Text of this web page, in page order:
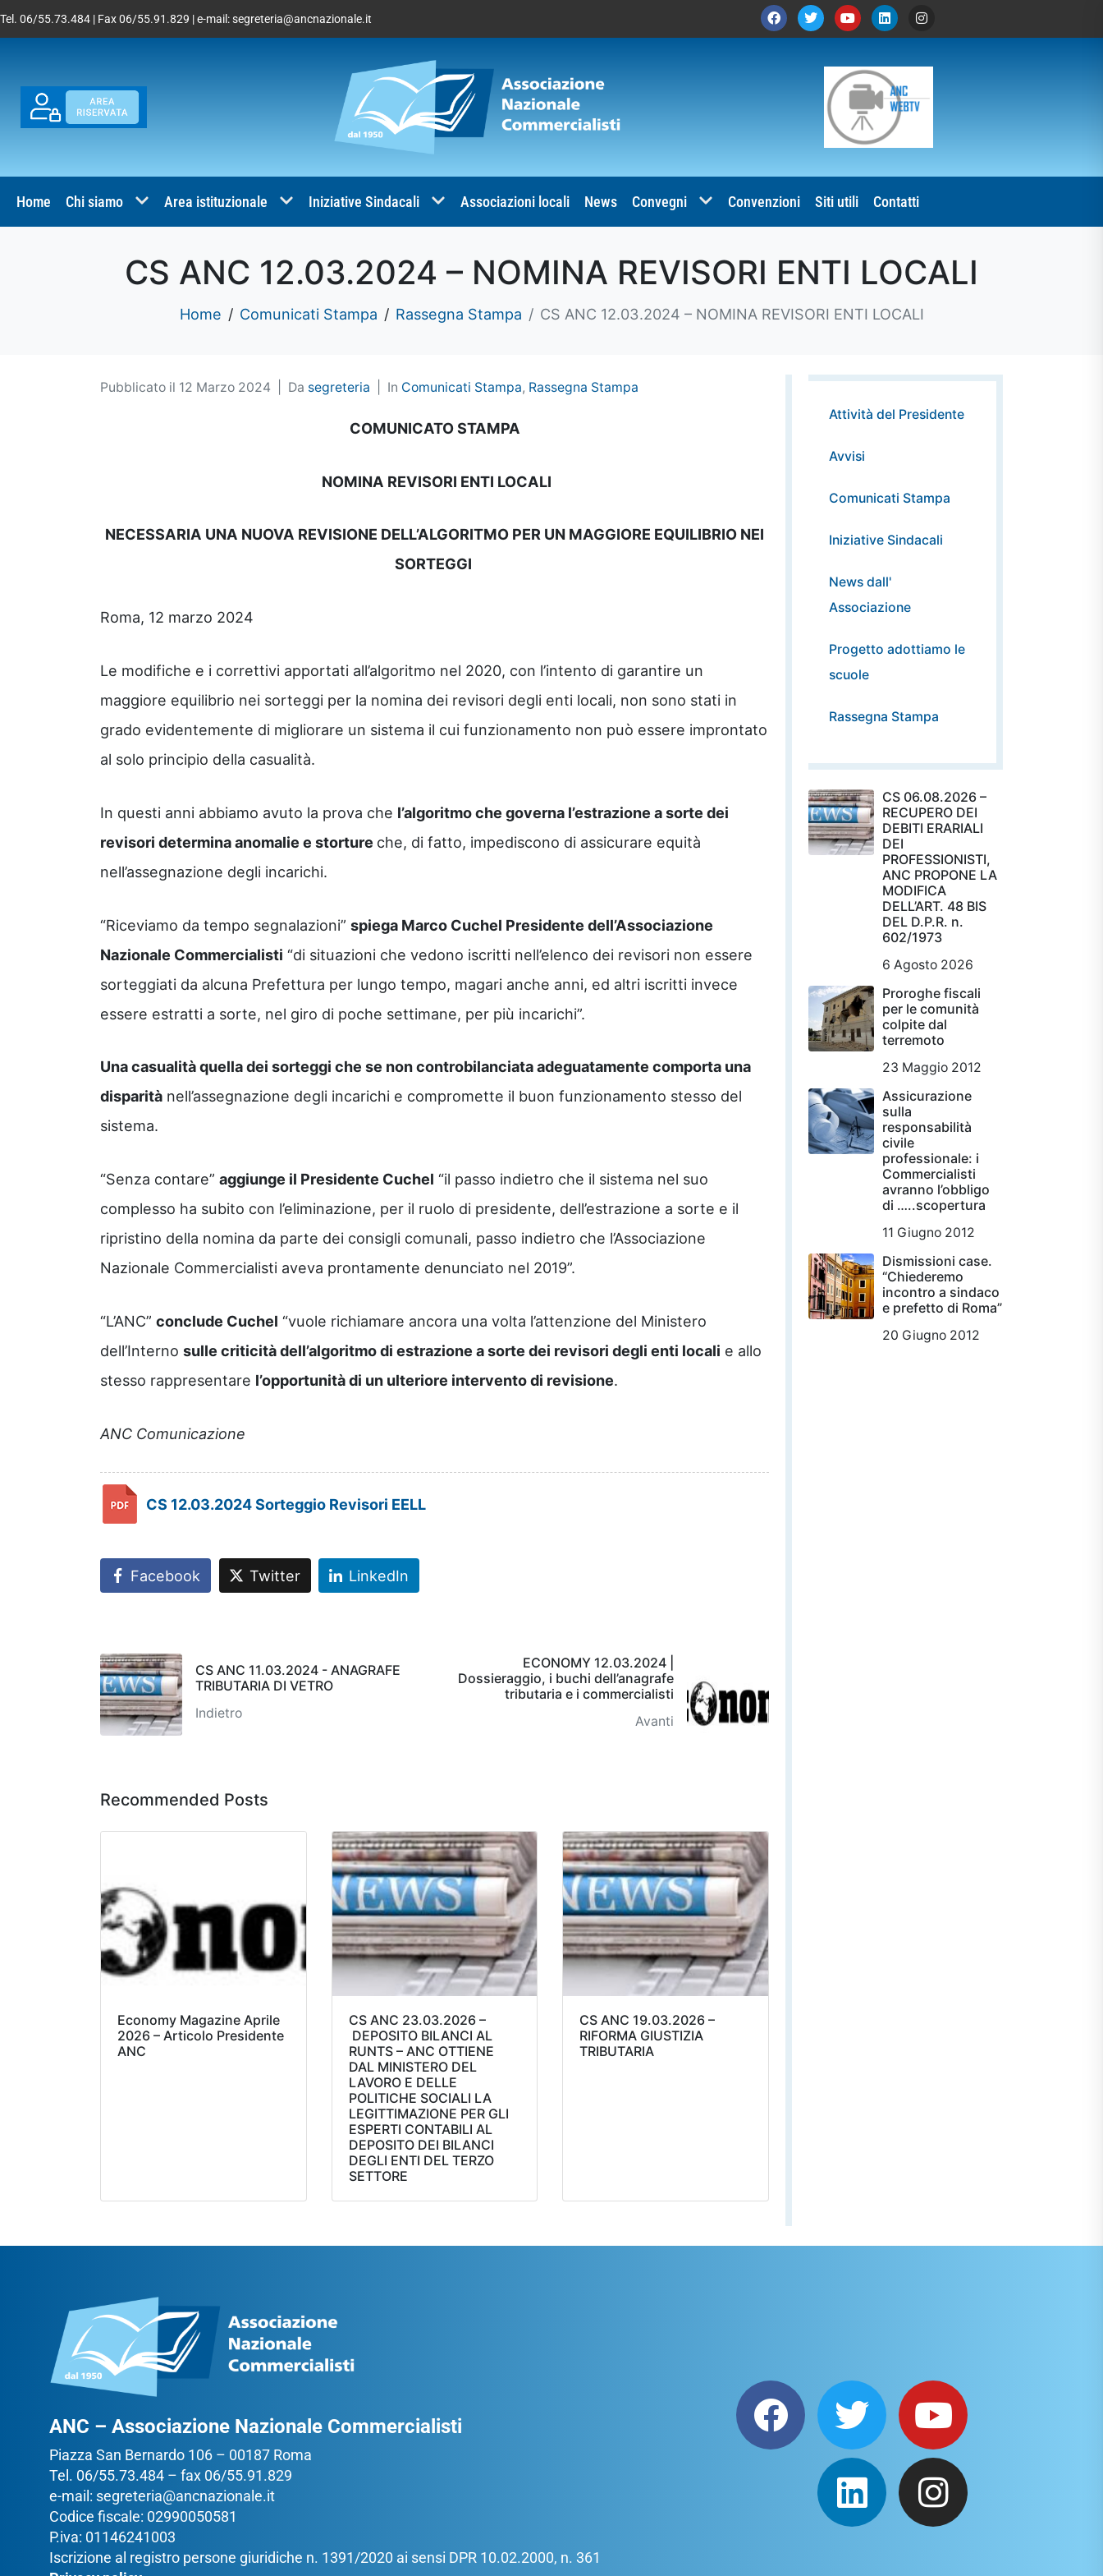
Tel. 06/55.73.484 | Fax 06/55.91.829 | e-mail:segreteria@ancnazionale.it
Home Chi siamo Area istituzionale Iniziative Sindacali Associazioni locali News Convegni Convenzioni Siti utili Contatti
CS ANC 12.03.2024 – NOMINA REVISORI ENTI LOCALI
Home Comunicati Stampa Rassegna Stampa CS ANC 12.03.2024 – NOMINA REVISORI ENTI LOCALI
Pubblicato il 12 Marzo 2024 Da segreteria In Comunicati Stampa, Rassegna Stampa
COMUNICATO STAMPA
NOMINA REVISORI ENTI LOCALI
NECESSARIA UNA NUOVA REVISIONE DELL’ALGORITMO PER UN MAGGIORE EQUILIBRIO NEI
SORTEGGI
Roma, 12 marzo 2024
Le modifiche e i correttivi apportati all’algoritmo nel 2020, con l’intento di garantire un
maggiore equilibrio nei sorteggi per la nomina dei revisori degli enti locali, non sono stati in
grado evidentemente di migliorare un sistema il cui funzionamento non può essere improntato
al solo principio della casualità.
In questi anni abbiamo avuto la prova che l’algoritmo che governa l’estrazione a sorte dei
revisori determina anomalie e storture che, di fatto, impediscono di assicurare equità
nell’assegnazione degli incarichi.
“Riceviamo da tempo segnalazioni” spiega Marco Cuchel Presidente dell’Associazione
Nazionale Commercialisti “di situazioni che vedono iscritti nell’elenco dei revisori non essere
sorteggiati da alcuna Prefettura per lungo tempo, magari anche anni, ed altri iscritti invece
essere estratti a sorte, nel giro di poche settimane, per più incarichi”.
Una casualità quella dei sorteggi che se non controbilanciata adeguatamente comporta una
disparità nell’assegnazione degli incarichi e compromette il buon funzionamento stesso del
sistema.
“Senza contare” aggiunge il Presidente Cuchel “il passo indietro che il sistema nel suo
complesso ha subito con l’eliminazione, per il ruolo di presidente, dell’estrazione a sorte e il
ripristino della nomina da parte dei consigli comunali, passo indietro che l’Associazione
Nazionale Commercialisti aveva prontamente denunciato nel 2019”.
“L’ANC” conclude Cuchel “vuole richiamare ancora una volta l’attenzione del Ministero
dell’Interno sulle criticità dell’algoritmo di estrazione a sorte dei revisori degli enti locali e allo
stesso rappresentare l’opportunità di un ulteriore intervento di revisione.
ANC Comunicazione
CS 12.03.2024 Sorteggio Revisori EELL
Facebook Twitter LinkedIn
CS ANC 11.03.2024 - ANAGRAFE
TRIBUTARIA DI VETRO
Indietro
ECONOMY 12.03.2024 |
Dossieraggio, i buchi dell’anagrafe
tributaria e i commercialisti
Avanti
Recommended Posts
Economy Magazine Aprile
2026 – Articolo Presidente
ANC
CS ANC 23.03.2026 –
DEPOSITO BILANCI AL
RUNTS – ANC OTTIENE
DAL MINISTERO DEL
LAVORO E DELLE
POLITICHE SOCIALI LA
LEGITTIMAZIONE PER GLI
ESPERTI CONTABILI AL
DEPOSITO DEI BILANCI
DEGLI ENTI DEL TERZO
SETTORE
CS ANC 19.03.2026 –
RIFORMA GIUSTIZIA
TRIBUTARIA
Attività del Presidente
Avvisi
Comunicati Stampa
Iniziative Sindacali
News dall'
Associazione
Progetto adottiamo le
scuole
Rassegna Stampa
CS 06.08.2026 –
RECUPERO DEI
DEBITI ERARIALI
DEI
PROFESSIONISTI,
ANC PROPONE LA
MODIFICA
DELL’ART. 48 BIS
DEL D.P.R. n.
602/1973
6 Agosto 2026
Proroghe fiscali
per le comunità
colpite dal
terremoto
23 Maggio 2012
Assicurazione
sulla
responsabilità
civile
professionale: i
Commercialisti
avranno l’obbligo
di …..scopertura
11 Giugno 2012
Dismissioni case.
“Chiederemo
incontro a sindaco
e prefetto di Roma”
20 Giugno 2012
ANC – Associazione Nazionale Commercialisti
Piazza San Bernardo 106 – 00187 Roma
Tel. 06/55.73.484 – fax 06/55.91.829
e-mail: segreteria@ancnazionale.it
Codice fiscale: 02990050581
P.iva: 01146241003
Iscrizione al registro persone giuridiche n. 1391/2020 ai sensi DPR 10.02.2000, n. 361